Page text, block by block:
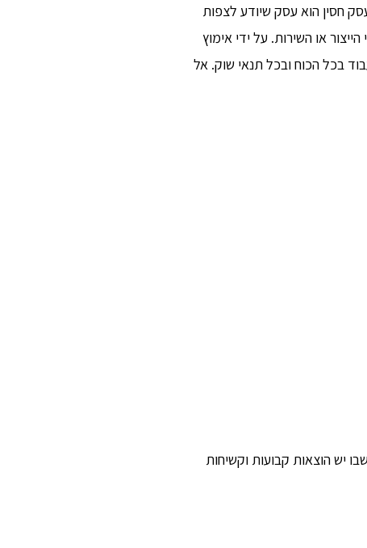
חסין הוא עסק שיודע לצפות
או השירות. על ידי אימוץ
בכל הכוח ובכל תנאי שוק. אל
יש הוצאות קבועות וקשיחות